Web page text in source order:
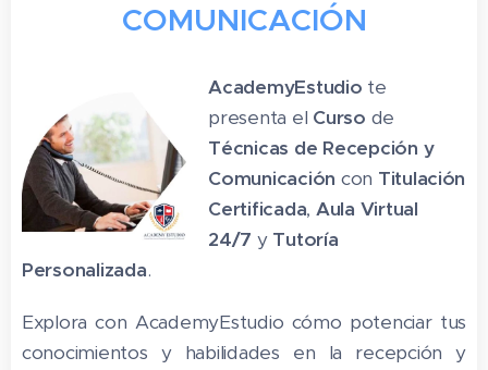
COMUNICACIÓN
AcademyEstudio te
presenta el Curso de
Técnicas de Recepción y
Comunicación con Titulación
Certificada, Aula Virtual
24/7 yTutoría
Personalizada.
Explora con AcademyEstudio cómo potenciar tus
conocimientos y habilidades en la recepción y